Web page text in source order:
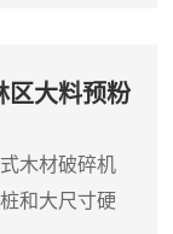
用。对于大
式木材破碎
吨/小时，
区大料预粉
木材破碎机
和大尺寸硬